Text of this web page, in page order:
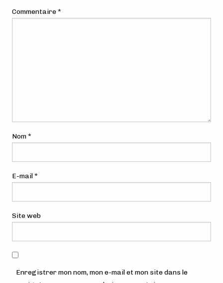
Commentaire*
Nom*
E-mail*
Site web
Enregistrer mon nom, mon e-mail et mon site dans le